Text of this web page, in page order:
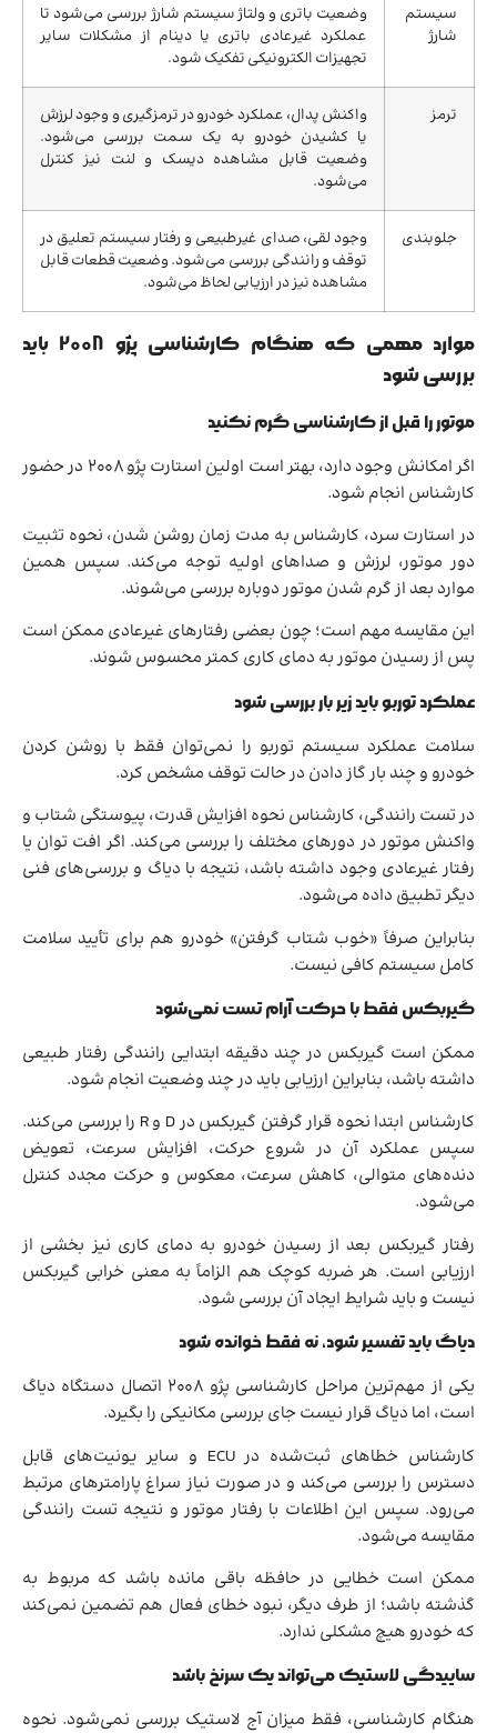
سیستم
شارژ
وضعیت باتری و ولتاژ سیستم شارژ بررسی می‌شود تا
عملکرد غیرعادی باتری یا دینام از مشکلات سایر
تجهیزات الکترونیکی تفکیک شود.
ترمز
واکنش پدال، عملکرد خودرو در ترمزگیری و وجود لرزش
یا کشیدن خودرو به یک سمت بررسی می‌شود.
وضعیت قابل مشاهده دیسک و لنت نیز کنترل
می‌شود.
جلوبندی
وجود لقی، صدای غیرطبیعی و رفتار سیستم تعلیق در
توقف و رانندگی بررسی می‌شود. وضعیت قطعات قابل
مشاهده نیز در ارزیابی لحاظ می‌شود.
موارد مهمی که هنگام کارشناسی پژو 2008 باید
بررسی شود
موتور را قبل از کارشناسی گرم نکنید
اگر امکانش وجود دارد، بهتر است اولین استارت پژو 2008 در حضور
کارشناس انجام شود.
در استارت سرد، کارشناس به مدت زمان روشن شدن، نحوه تثبیت
دور موتور، لرزش و صداهای اولیه توجه می‌کند. سپس همین
موارد بعد از گرم شدن موتور دوباره بررسی می‌شوند.
این مقایسه مهم است؛ چون بعضی رفتارهای غیرعادی ممکن است
پس از رسیدن موتور به دمای کاری کمتر محسوس شوند.
عملکرد توربو باید زیر بار بررسی شود
سلامت عملکرد سیستم توربو را نمی‌توان فقط با روشن کردن
خودرو و چند بار گاز دادن در حالت توقف مشخص کرد.
در تست رانندگی، کارشناس نحوه افزایش قدرت، پیوستگی شتاب و
واکنش موتور در دورهای مختلف را بررسی می‌کند. اگر افت توان یا
رفتار غیرعادی وجود داشته باشد، نتیجه با دیاگ و بررسی‌های فنی
دیگر تطبیق داده می‌شود.
بنابراین صرفاً «خوب شتاب گرفتن» خودرو هم برای تأیید سلامت
کامل سیستم کافی نیست.
گیربکس فقط با حرکت آرام تست نمی‌شود
ممکن است گیربکس در چند دقیقه ابتدایی رانندگی رفتار طبیعی
داشته باشد، بنابراین ارزیابی باید در چند وضعیت انجام شود.
کارشناس ابتدا نحوه قرار گرفتن گیربکس در D و R را بررسی می‌کند.
سپس عملکرد آن در شروع حرکت، افزایش سرعت، تعویض
دنده‌های متوالی، کاهش سرعت، معکوس و حرکت مجدد کنترل
می‌شود.
رفتار گیربکس بعد از رسیدن خودرو به دمای کاری نیز بخشی از
ارزیابی است. هر ضربه کوچک هم الزاماً به معنی خرابی گیربکس
نیست و باید شرایط ایجاد آن بررسی شود.
دیاگ باید تفسیر شود، نه فقط خوانده شود
یکی از مهم‌ترین مراحل کارشناسی پژو 2008 اتصال دستگاه دیاگ
است، اما دیاگ قرار نیست جای بررسی مکانیکی را بگیرد.
کارشناس خطاهای ثبت‌شده در ECU و سایر یونیت‌های قابل
دسترس را بررسی می‌کند و در صورت نیاز سراغ پارامترهای مرتبط
می‌رود. سپس این اطلاعات با رفتار موتور و نتیجه تست رانندگی
مقایسه می‌شود.
ممکن است خطایی در حافظه باقی مانده باشد که مربوط به
گذشته باشد؛ از طرف دیگر، نبود خطای فعال هم تضمین نمی‌کند
که خودرو هیچ مشکلی ندارد.
ساییدگی لاستیک می‌تواند یک سرنخ باشد
هنگام کارشناسی، فقط میزان آج لاستیک بررسی نمی‌شود. نحوه